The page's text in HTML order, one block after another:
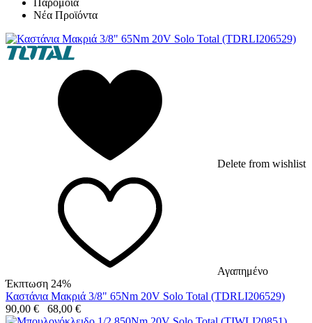
Νέα Προϊόντα
Delete from wishlist
Αγαπημένο
Έκπτωση 24%
Καστάνια Μακριά 3/8" 65Nm 20V Solo Total (TDRLI206529)
90,00 € 68,00 €